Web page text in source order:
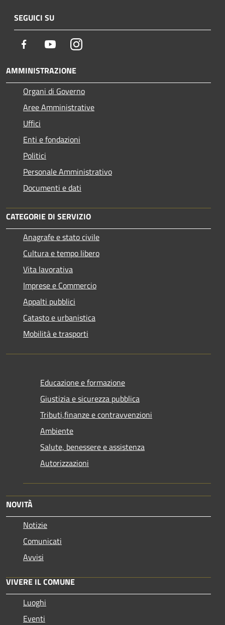
SEGUICI SU
Facebook YoutubeInstagram
AMMINISTRAZIONE
Organi di Governo
Aree Amministrative
Uffici
Enti e fondazioni
Politici
Personale Amministrativo
Documenti e dati
CATEGORIE DI SERVIZIO
Anagrafe e stato civile
Cultura e tempo libero
Vita lavorativa
Imprese e Commercio
Appalti pubblici
Catasto e urbanistica
Mobilità e trasporti
Educazione e formazione
Giustizia e sicurezza pubblica
Tributi,finanze e contravvenzioni
Ambiente
Salute, benessere e assistenza
Autorizzazioni
NOVITÀ
Notizie
Comunicati
Avvisi
VIVERE IL COMUNE
Luoghi
Eventi